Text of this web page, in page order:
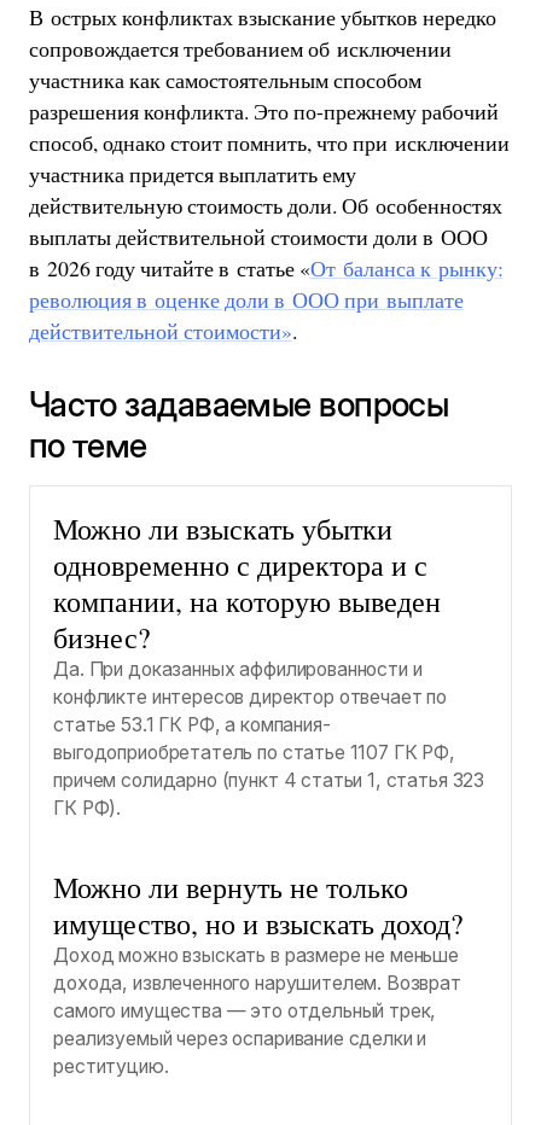
В острых конфликтах взыскание убытков нередко
сопровождается требованием об исключении
участника как самостоятельным способом
разрешения конфликта. Это по-прежнему рабочий
способ, однако стоит помнить, что при исключении
участника придется выплатить ему
действительную стоимость доли. Об особенностях
выплаты действительной стоимости доли в ООО
в 2026 году читайте в статье «От баланса к рынку:
революция в оценке доли в ООО при выплате
действительной стоимости».
Часто задаваемые вопросы
по теме
Можно ли взыскать убытки
одновременно с директора и с
компании, на которую выведен
бизнес?
Да. При доказанных аффилированности и
конфликте интересов директор отвечает по
статье 53.1 ГК РФ, а компания-
выгодоприобретатель по статье 1107 ГК РФ,
причем солидарно (пункт 4 статьи 1, статья 323
ГК РФ).
Можно ли вернуть не только
имущество, но и взыскать доход?
Доход можно взыскать в размере не меньше
дохода, извлеченного нарушителем. Возврат
самого имущества — это отдельный трек,
реализуемый через оспаривание сделки и
реституцию.